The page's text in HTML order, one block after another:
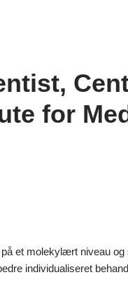
for
et molekylært niveau
individualiseret